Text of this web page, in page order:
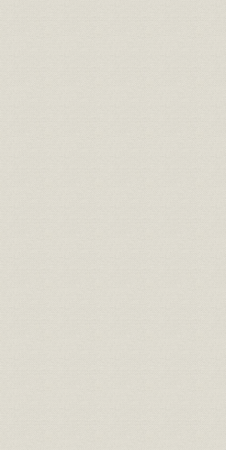
生産;林業 別子植林の生育本数
明治9年
年(1877年
生産;林業 別子の植林本数
明治10年
(1887年)
組織 別子鉱山組織図 明治15年
生産;経営 製炭分店の概要 [明治10年
生産 製炭高の推移
明治13年
(1888年)
生産;事業所
製炭分布(分課)・出張所の分布
図
明治期
事業所 大阪鰻谷の住友本家と洋館 明治時代
林業 別子周辺山林の林相
明治13年
(1885年)
技術 坑道枠木の製材法 二方角、枡抜 [明治20年
技術 東延斜坑の枠木改良切組の図 [明治20年
生産 製炭高の推移
明治24年
(1899年)
事業所 新居浜惣開製錬所 明治23年
生産;エネルギー 木炭・石炭・コークス統計表
明治13年
(1899年)
経営者;役員 伊庭貞剛 [明治27年
事業所;環境保全 煙害当時の新居浜製錬所 明治30年代